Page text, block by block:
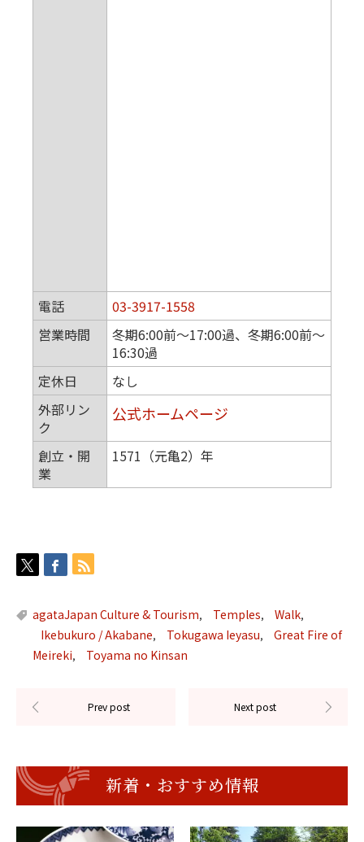
電話
03-3917-1558
営業時間
冬期6:00前〜17:00過、冬期6:00前〜
16:30過
定休日
なし
外部リン
ク
公式ホームページ
創立・開
業
1571（元亀2）年
agataJapan Culture & Tourism, Temples, Walk,
Ikebukuro / Akabane, Tokugawa Ieyasu,
Great Fire of
Meireki, Toyama no Kinsan
新着・おすすめ情報